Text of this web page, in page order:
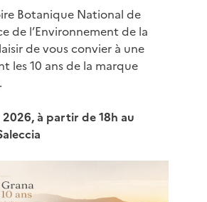
Botanique National de
de l’Environnement de la
de vous convier à une
les 10 ans de la marque
à partir de 18h au